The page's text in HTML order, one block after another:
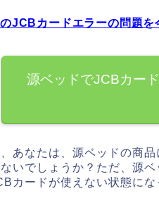
JCBカードエラーの問題を
源ベッドでJCBカー
あなたは、源ベッドの商
いでしょうか？ただ、源
カードが使えない状態にな